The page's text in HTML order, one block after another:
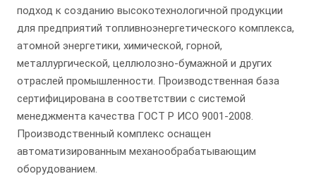
подход к созданию высокотехнологичной продукции
для предприятий топливноэнергетического комплекса,
атомной энергетики, химической, горной,
металлургической, целлюлозно-бумажной и других
отраслей промышленности. Производственная база
сертифицирована в соответствии с системой
менеджмента качества ГОСТ Р ИСО 9001-2008.
Производственный комплекс оснащен
автоматизированным механообрабатывающим
оборудованием.